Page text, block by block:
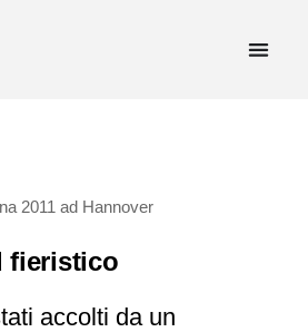
2011 ad Hannover
fieristico
accolti da un